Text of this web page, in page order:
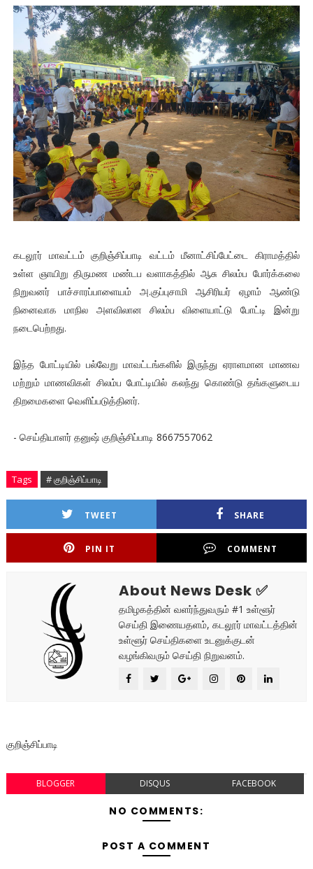
கடலூர் மாவட்டம் குறிஞ்சிப்பாடி வட்டம் மீனாட்சிப்பேட்டை கிராமத்தில்
உள்ள ஞாயிறு திருமண மண்டப வளாகத்தில் ஆசு சிலம்ப போர்க்கலை
நிறுவனர் பாச்சாரப்பாளையம் அ.குப்புசாமி ஆசிரியர் ஏழாம் ஆண்டு
நினைவாக மாநில அளவிலான சிலம்ப விளையாட்டு போட்டி இன்று
நடைபெற்றது.
இந்த போட்டியில் பல்வேறு மாவட்டங்களில் இருந்து ஏராளமான மாணவ
மற்றும் மாணவிகள் சிலம்ப போட்டியில் கலந்து கொண்டு தங்களுடைய
திறமைகளை வெளிப்படுத்தினர்.
- செய்தியாளர் தனுஷ் குறிஞ்சிப்பாடி 8667557062
Tags # குறிஞ்சிப்பாடி
TWEET SHARE
PIN IT COMMENT
About News Desk ✅
தமிழகத்தின் வளர்ந்துவரும் #1 உள்ளூர்
செய்தி இணையதளம், கடலூர் மாவட்டத்தின்
உள்ளூர் செய்திகளை உடனுக்குடன்
வழங்கிவரும் செய்தி நிறுவனம்.
குறிஞ்சிப்பாடி
BLOGGER DISQUS FACEBOOK
NO COMMENTS:
POST A COMMENT